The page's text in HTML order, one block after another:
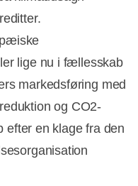
lige nu i fællesskab
markedsføring med
og CO2-
efter en klage fra den